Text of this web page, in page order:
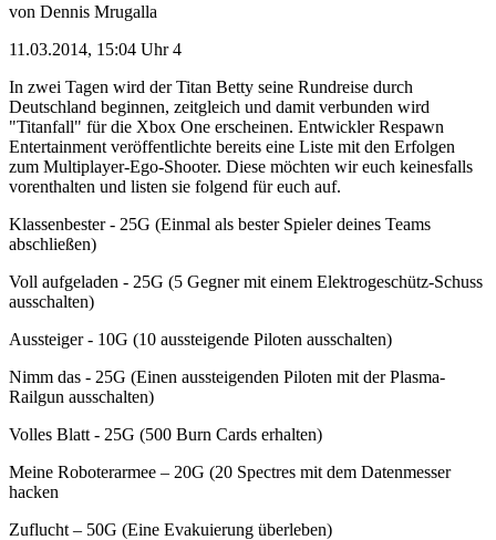
von Dennis Mrugalla
11.03.2014, 15:04 Uhr4
In zwei Tagen wird der Titan Betty seine Rundreise durch
Deutschland beginnen, zeitgleich und damit verbunden wird
"Titanfall" für die Xbox One erscheinen. Entwickler Respawn
Entertainment veröffentlichte bereits eine Liste mit den Erfolgen
zum Multiplayer-Ego-Shooter. Diese möchten wir euch keinesfalls
vorenthalten und listen sie folgend für euch auf.
Klassenbester - 25G (Einmal als bester Spieler deines Teams
abschließen)
Voll aufgeladen - 25G (5 Gegner mit einem Elektrogeschütz-Schuss
ausschalten)
Aussteiger - 10G (10 aussteigende Piloten ausschalten)
Nimm das - 25G (Einen aussteigenden Piloten mit der Plasma-
Railgun ausschalten)
Volles Blatt - 25G (500 Burn Cards erhalten)
Meine Roboterarmee – 20G (20 Spectres mit dem Datenmesser
hacken
Zuflucht – 50G (Eine Evakuierung überleben)